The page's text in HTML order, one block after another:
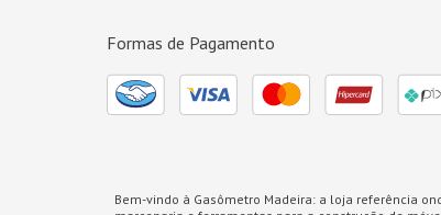
Formas de Pagamento
Bem-vindo à Gasômetro Madeira: a loja referência